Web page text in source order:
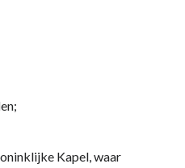
Kapel, waar